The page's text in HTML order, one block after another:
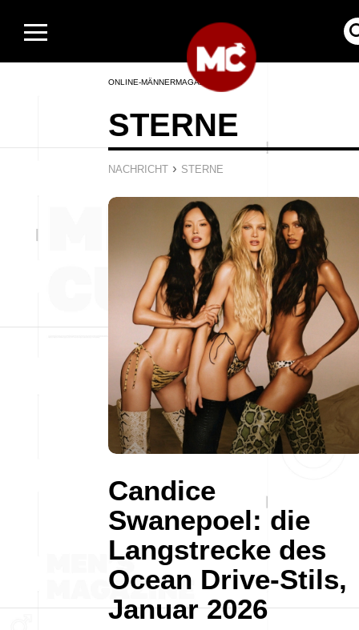
ONLINE-MÄNNERMAGAZIN
STERNE
NACHRICHT › STERNE
Candice
Swanepoel: die
Langstrecke des
Ocean Drive-Stils,
Januar 2026